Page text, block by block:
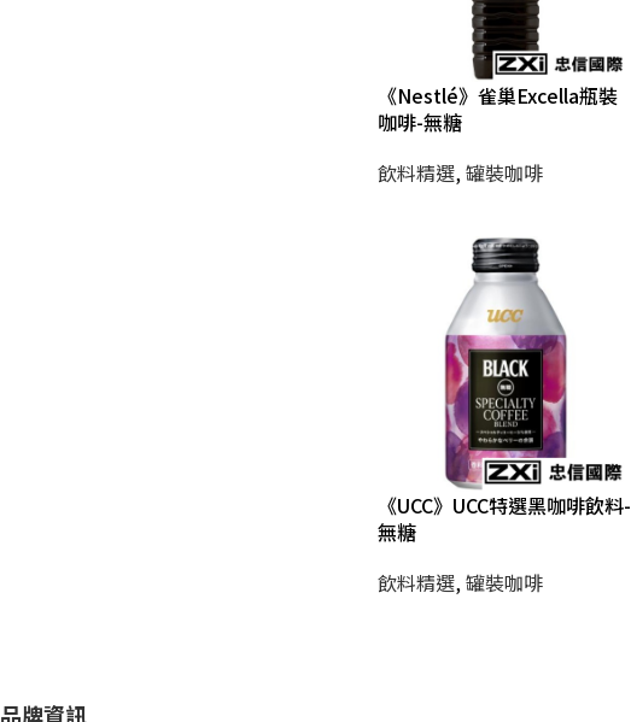
《Nestlé》雀巢Excella瓶裝
咖啡-無糖
飲料精選,罐裝咖啡
《UCC》UCC特選黑咖啡飲料-
無糖
飲料精選,罐裝咖啡
品牌資訊